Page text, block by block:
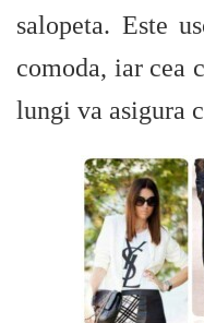
salopeta. Este
comoda, iar cea
lungi va asigura